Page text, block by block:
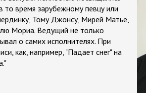
то время зарубежному певцу или
Тому Джонсу, Мирей Матье,
Мориа. Ведущий не только
о самих исполнителях. При
как, например, "Падает снег" на